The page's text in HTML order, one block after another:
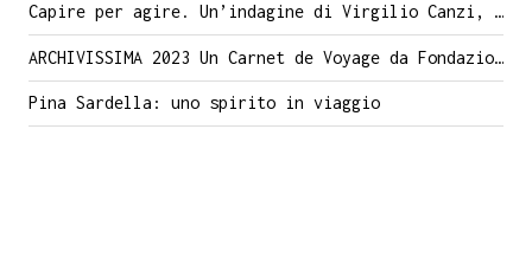
Capire per agire. Un’indagine di Virgilio Canzi, assessore comunale nei primi anni ’70, sui flussi migratori a Sesto San Giovanni
ARCHIVISSIMA 2023 Un Carnet de Voyage da Fondazione ISEC per il Festival e la Notte degli Archivi (8 – 11 giugno)
Pina Sardella: uno spirito in viaggio